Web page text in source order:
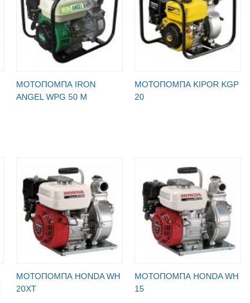
МОТОПОМПА IRON
ANGEL WPG 50 M
МОТОПОМПА KIPOR KGP
20
МОТОПОМПА HONDA WH
20XT
МОТОПОМПА HONDA WH
15